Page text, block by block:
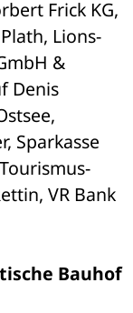
Frick KG,
Lions-
&
Denis
Sparkasse
VR Bank
Bauhof